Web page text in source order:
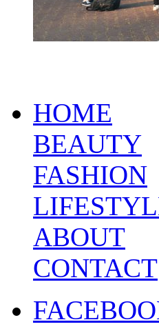
HOME
BEAUTY
FASHION
ABOUT
CONTACT